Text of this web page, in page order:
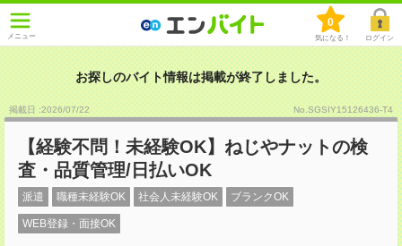
メニュー
0
気になる！ ログイン
お探しのバイト情報は掲載が終了しました。
掲載日 :2026/07/22 No.SGSIY15126436-T4
【経験不問！未経験OK】ねじやナットの検
査・品質管理/日払いOK
派遣 職種未経験OK 社会人未経験OK ブランクOK
WEB登録・面接OK